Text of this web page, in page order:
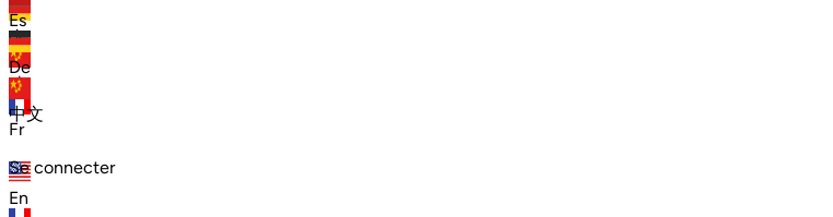
de
zh
Fr
En
Es
De
中文
Se connecter